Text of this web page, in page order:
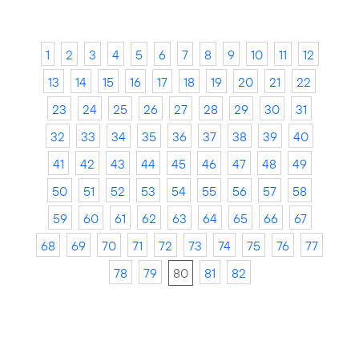
1 2 3 4 5 6 7 8 9 10 11
12
13
14 15 16 17 18 19 20 21
22
23
24 25 26 27 28 29 30
31
32
33 34 35 36 37 38 39
40
41
42 43 44 45 46 47 48
49
50
51 52 53 54 55 56 57
58
59
60 61 62 63 64 65 66
67
68
69 70 71 72 73 74 75 76
77
78
79 80 81 82